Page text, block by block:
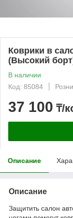
Коврики в
(Высокий
В наличии
Код: 85084
37 100 ₸/
Описание
Описание
Защитить салон